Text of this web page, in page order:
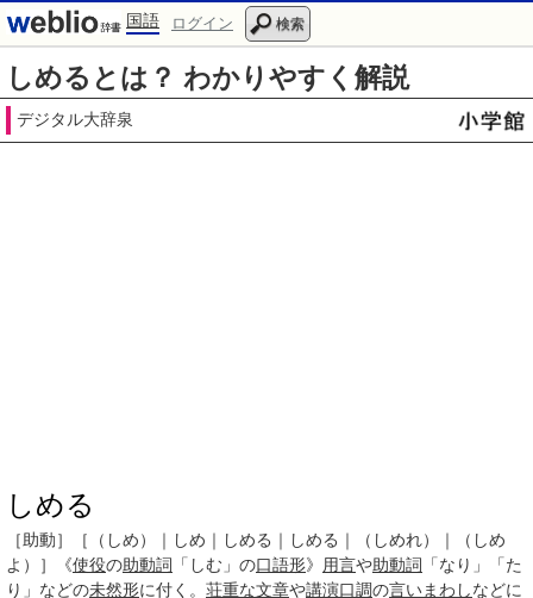
国語 ログイン 検索
しめるとは？ わかりやすく解説
デジタル大辞泉
しめる
［助動］
［（しめ）｜しめ｜しめる｜しめる｜（しめれ）｜（しめ
よ）］《使役の助動詞 「しむ」の口語形》 用言や助動詞 「なり」「た
り」などの未然形に付く。 荘重な文章や講演口調の言いまわしなどに